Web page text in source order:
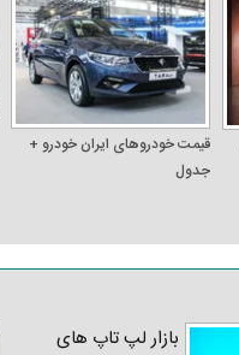
قیمت خودرو‌های ایران خودرو +
جدول
بازار لپ‌ تاپ‌ های